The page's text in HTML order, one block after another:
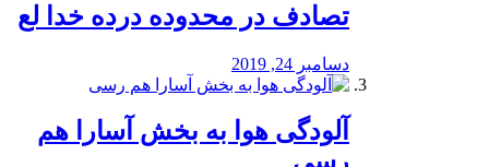
تصادف در محدوده درده خدا لع
دسامبر 24, 2019
آلودگی هوا به بخش آسارا هم